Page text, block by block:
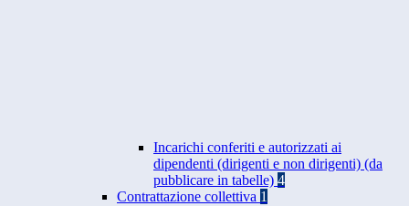
Incarichi conferiti e autorizzati ai
dipendenti (dirigenti e non dirigenti) (da
pubblicare in tabelle) 4
Contrattazione collettiva 1